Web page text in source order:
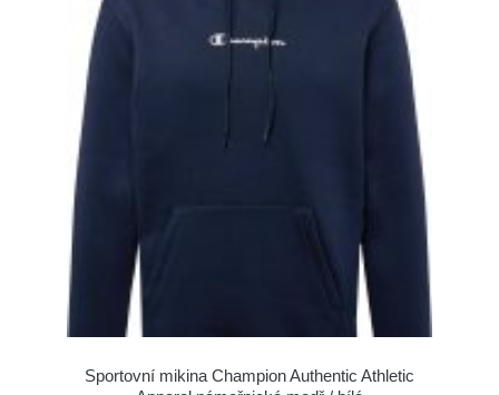
Sportovní mikina Champion Authentic Athletic